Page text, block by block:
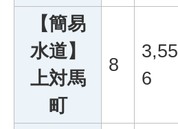
【簡易
水道】
上対馬
町
8
3,55
6